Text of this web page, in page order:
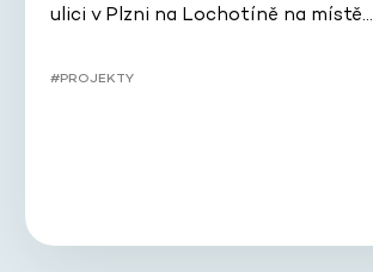
ulici v Plzni na Lochotíně na místě…
#PROJEKTY